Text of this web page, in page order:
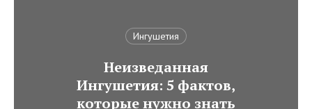
Ингушетия
Неизведанная
Ингушетия: 5 фактов,
которые нужно знать